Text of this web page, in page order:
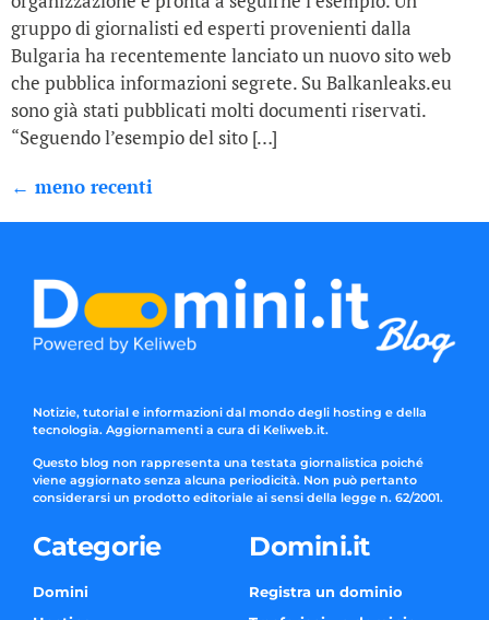
gruppo di giornalisti ed esperti provenienti dalla
Bulgaria ha recentemente lanciato un nuovo sito web
che pubblica informazioni segrete. Su Balkanleaks.eu
sono già stati pubblicati molti documenti riservati.
“Seguendo l’esempio del sito […]
← meno recenti
Notizie, tutorial e informazioni dal mondo degli hosting e della
tecnologia. Aggiornamenti a cura di Keliweb.it.
Questo blog non rappresenta una testata giornalistica poiché
viene aggiornato senza alcuna periodicità. Non può pertanto
considerarsi un prodotto editoriale ai sensi della legge n. 62/2001.
Categorie
Domini
Domini.it
Registra un dominio